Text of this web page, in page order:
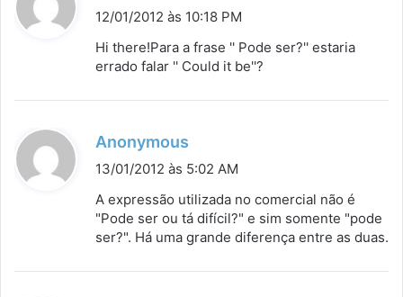
i
s
12/01/2012 às 10:18 PM
Hi there!Para a frase '' Pode ser?'' estaria
errado falar '' Could it be''?
Anonymous
i
s
e
13/01/2012 às 5:02 AM
A expressão utilizada no comercial não é
"Pode ser ou tá difícil?" e sim somente "pode
ser?". Há uma grande diferença entre as duas.